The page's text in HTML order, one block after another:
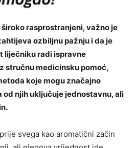
rasprostranjeni, važno je
ozbiljnu pažnju i da je
liječniku radi ispravne
stručnu medicinsku pomoć,
koje mogu značajno
od njih uključuje jednostavnu, ali
svega kao aromatični začin